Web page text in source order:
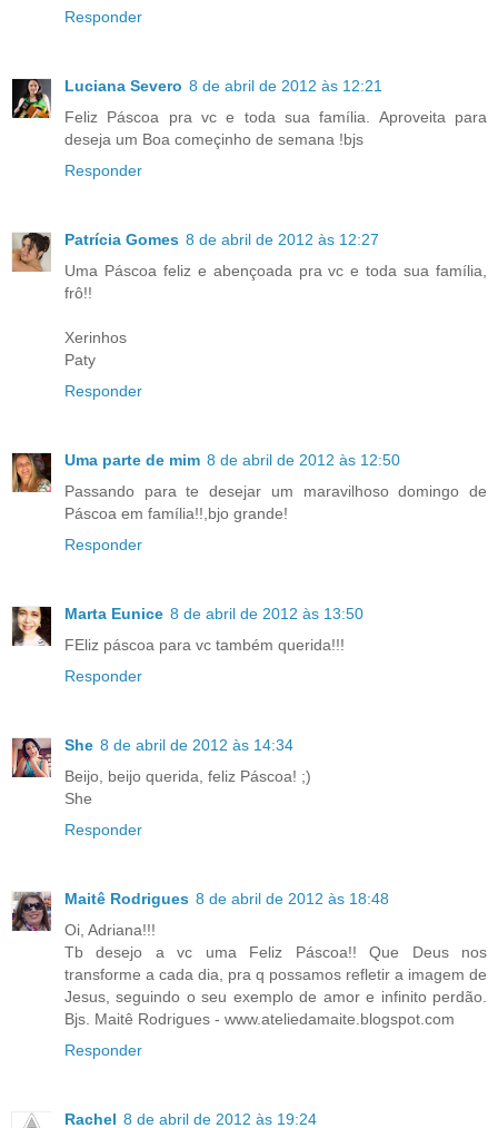
Responder
Luciana Severo 8 de abril de 2012 às 12:21
Feliz Páscoa pra vc e toda sua família. Aproveita para
deseja um Boa começinho de semana !bjs
Responder
Patrícia Gomes 8 de abril de 2012 às 12:27
Uma Páscoa feliz e abençoada pra vc e toda sua família,
frô!!
Xerinhos
Paty
Responder
Uma parte de mim 8 de abril de 2012 às 12:50
Passando para te desejar um maravilhoso domingo de
Páscoa em família!!,bjo grande!
Responder
Marta Eunice 8 de abril de 2012 às 13:50
FEliz páscoa para vc também querida!!!
Responder
She 8 de abril de 2012 às 14:34
Beijo, beijo querida, feliz Páscoa! ;)
She
Responder
Maitê Rodrigues 8 de abril de 2012 às 18:48
Oi, Adriana!!!
Tb desejo a vc uma Feliz Páscoa!! Que Deus nos
transforme a cada dia, pra q possamos refletir a imagem de
Jesus, seguindo o seu exemplo de amor e infinito perdão.
Bjs. Maitê Rodrigues - www.ateliedamaite.blogspot.com
Responder
Rachel 8 de abril de 2012 às 19:24